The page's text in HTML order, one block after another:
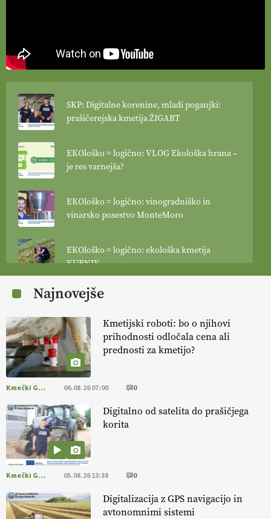
SKP: Digitalne korenine, mladi poganjki:
prašičerejska kmetija ŽIGART
EKOloško = logično: VLOG Ekološka hrana –
je res varnejša?
EKOloško = logično: vinogradniško in
vinarsko posestvo MonteMoro
EKOloško = logično: ekološka kmetija
KURNIK
EKOloško = logično: ekološka kmetija
EKOloško = logično: VLOG Ekološko
kmetijstvo brez škropljenja?
EKOloško = logično: ekološka kmetija
ALTENBAHER
EKOloško = logično: ekološko oljarstvo
MORGAN
EKOloško = logično: ekološka kmetija
FREŠER
Najnovejše
Kmetijski roboti: bo o njihovi
prihodnosti odločala cena ali
prednosti za kmetijo?
Kmečki Glas 06.08.26 07:00 0
Digitalno od satelita do prašičjega
korita
Kmečki Glas 05.08.26 13:38 0
Digitalizacija z GPS navigacijo in
avtonomnimi sistemi